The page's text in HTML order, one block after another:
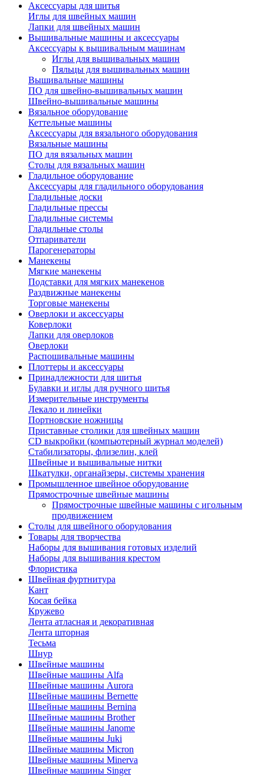
Аксессуары для шитья
Иглы для швейных машин
Лапки для швейных машин
Вышивальные машины и аксессуары
Аксессуары к вышивальным машинам
Иглы для вышивальных машин
Пяльцы для вышивальных машин
Вышивальные машины
ПО для швейно-вышивальных машин
Швейно-вышивальные машины
Вязальное оборудование
Кеттельные машины
Аксессуары для вязального оборудования
Вязальные машины
ПО для вязальных машин
Столы для вязальных машин
Гладильное оборудование
Аксессуары для гладильного оборудования
Гладильные доски
Гладильные прессы
Гладильные системы
Гладильные столы
Отпариватели
Парогенераторы
Манекены
Мягкие манекены
Подставки для мягких манекенов
Раздвижные манекены
Торговые манекены
Оверлоки и аксессуары
Коверлоки
Лапки для оверлоков
Оверлоки
Распошивальные машины
Плоттеры и аксессуары
Принадлежности для шитья
Булавки и иглы для ручного шитья
Измерительные инструменты
Лекало и линейки
Портновские ножницы
Приставные столики для швейных машин
СD выкройки (компьютерный журнал моделей)
Стабилизаторы, флизелин, клей
Швейные и вышивальные нитки
Шкатулки, органайзеры, системы хранения
Промышленное швейное оборудование
Прямострочные швейные машины
Прямострочные швейные машины с игольным
продвижением
Столы для швейного оборудования
Товары для творчества
Наборы для вышивания готовых изделий
Наборы для вышивания крестом
Флористика
Швейная фуртнитура
Кант
Косая бейка
Кружево
Лента aтласная и декоративная
Лента шторная
Тесьма
Шнур
Швейные машины
Швейные машины Alfa
Швейные машины Aurora
Швейные машины Bernette
Швейные машины Bernina
Швейные машины Brother
Швейные машины Janome
Швейные машины Juki
Швейные машины Micron
Швейные машины Minerva
Швейные машины Singer